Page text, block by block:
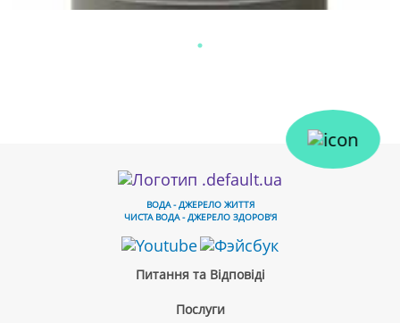
ВОДА - ДЖЕРЕЛО ЖИТТЯ
ЧИСТА ВОДА - ДЖЕРЕЛО ЗДОРОВ'Я
Питання та Відповіді
Послуги